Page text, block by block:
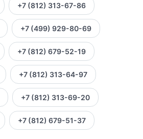
+7 (812) 313-67-86
+7 (499) 929-80-69
+7 (812) 679-52-19
+7 (812) 313-64-97
+7 (812) 313-69-20
+7 (812) 679-51-37